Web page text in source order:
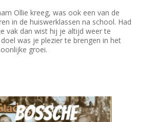
Ollie kreeg, was ook een van de
in de huiswerklassen na school. Had
vak dan wist hij je altijd weer te
was je plezier te brengen in het
groei.